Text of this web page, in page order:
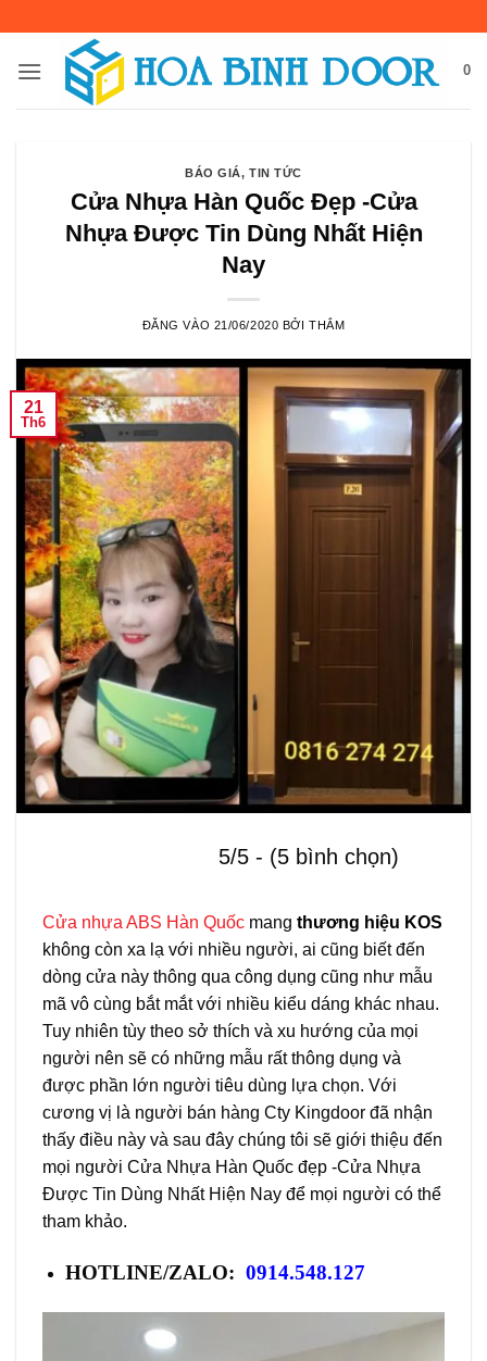
nội
0
BÁO GIÁ,TIN TỨC
Cửa Nhựa Hàn Quốc Đẹp -Cửa
Nhựa Được Tin Dùng Nhất Hiện
Nay
ĐĂNG VÀO 21/06/2020 BỞITHẮM
21
Th6
5/5 - (5 bình chọn)
Cửa nhựa ABS Hàn Quốc mang thương hiệu KOS
không còn xa lạ với nhiều người, ai cũng biết đến
dòng cửa này thông qua công dụng cũng như mẫu
mã vô cùng bắt mắt với nhiều kiểu dáng khác nhau.
Tuy nhiên tùy theo sở thích và xu hướng của mọi
người nên sẽ có những mẫu rất thông dụng và
được phần lớn người tiêu dùng lựa chọn. Với
cương vị là người bán hàng Cty Kingdoor đã nhận
thấy điều này và sau đây chúng tôi sẽ giới thiệu đến
mọi người Cửa Nhựa Hàn Quốc đẹp -Cửa Nhựa
Được Tin Dùng Nhất Hiện Nay để mọi người có thể
tham khảo.
HOTLINE/ZALO: 0914.548.127